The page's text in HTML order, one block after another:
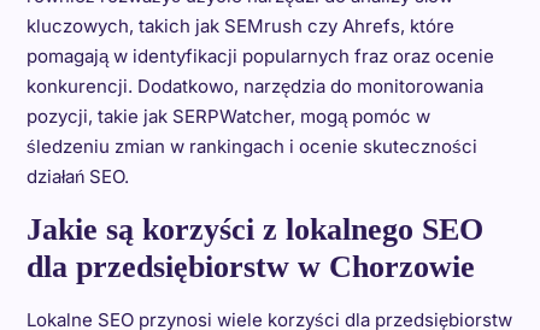
kluczowych, takich jak SEMrush czy Ahrefs, które
pomagają w identyfikacji popularnych fraz oraz ocenie
konkurencji. Dodatkowo, narzędzia do monitorowania
pozycji, takie jak SERPWatcher, mogą pomóc w
śledzeniu zmian w rankingach i ocenie skuteczności
działań SEO.
Jakie są korzyści z lokalnego SEO
dla przedsiębiorstw w Chorzowie
Lokalne SEO przynosi wiele korzyści dla przedsiębiorstw